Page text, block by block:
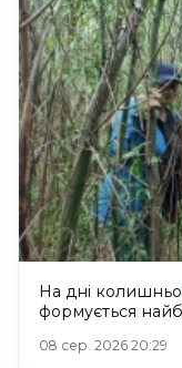
На дні
формується
08 сер. 2026 20:29